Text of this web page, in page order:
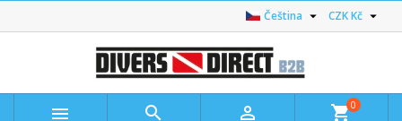
CZK Kč 
Čeština 
   shopping_cart0